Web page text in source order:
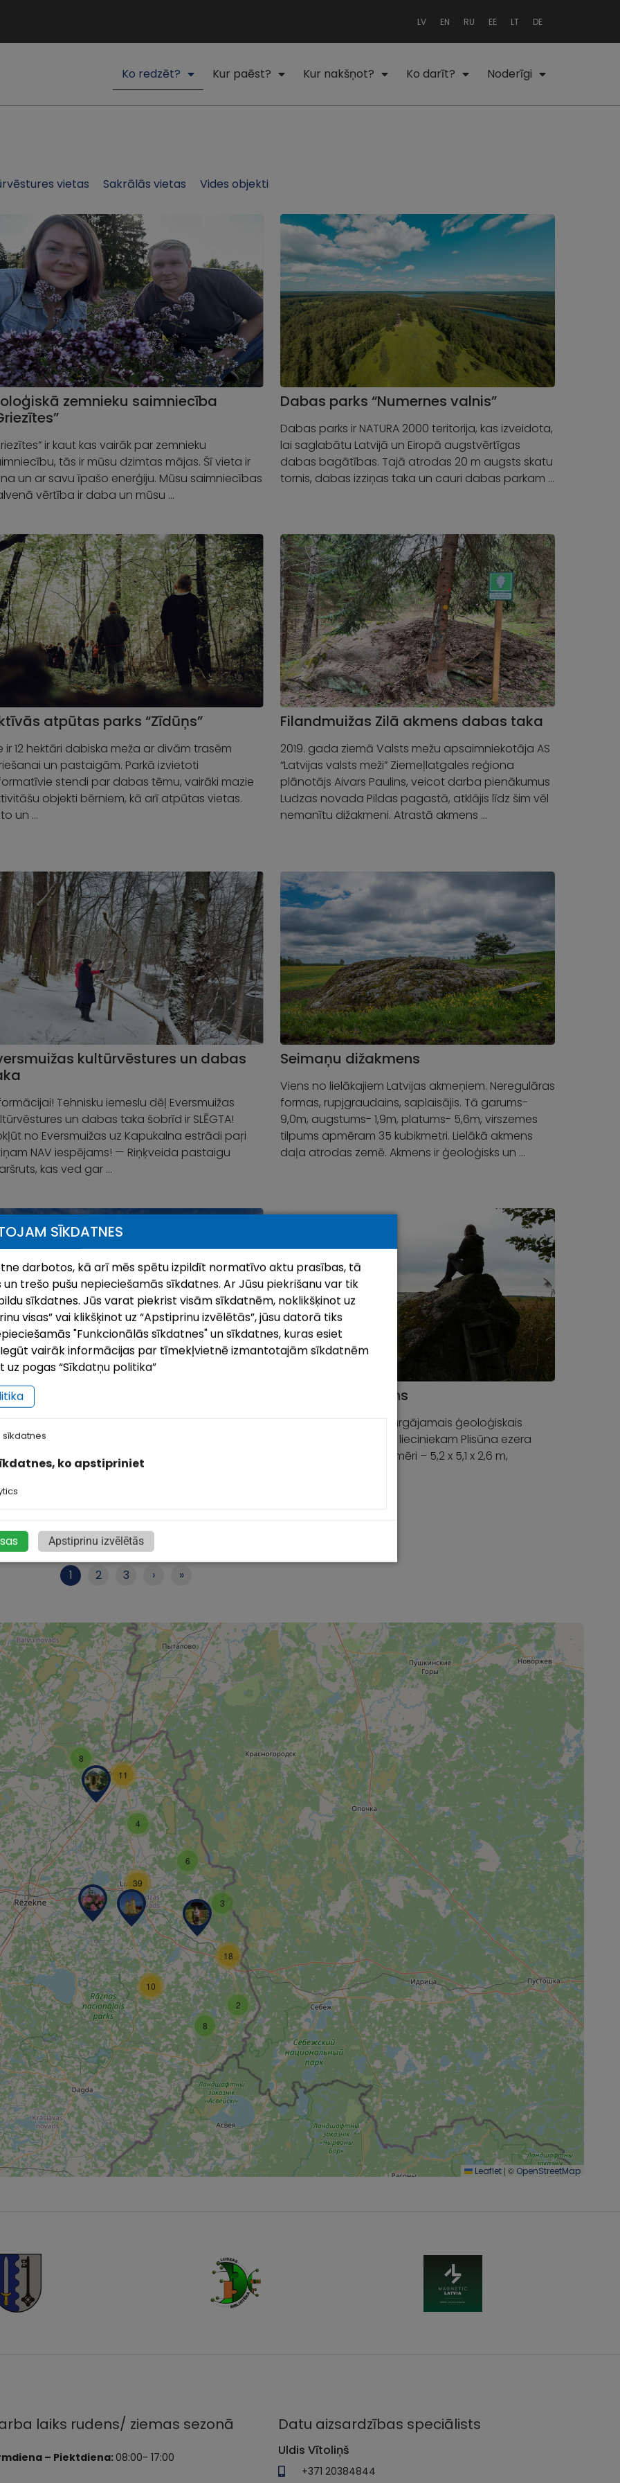
LV EN RU EE LT DE
Ko redzēt? Kur paēst? Kur nakšņot? Ko darīt? Noderīgi
vietas Sakrālās vietas Vides objekti
zemnieku saimniecība
ir kaut kas vairāk par zemnieku
tās ir mūsu dzimtas mājas. Šī vieta ir
un ar savu īpašo enerģiju. Mūsu saimniecības
vērtība ir daba un mūsu …
Dabas parks “Numernes valnis”
Dabas parks ir NATURA 2000 teritorija, kas izveidota,
lai saglabātu Latvijā un Eiropā augstvērtīgas
dabas bagātības. Tajā atrodas 20 m augsts skatu
tornis, dabas izziņas taka un cauri dabas parkam …
atpūtas parks “Zīdūņs”
ir 12 hektāri dabiska meža ar divām trasēm
un pastaigām. Parkā izvietoti
stendi par dabas tēmu, vairāki mazie
objekti bērniem, kā arī atpūtas vietas.
un …
Filandmuižas Zilā akmens dabas taka
2019. gada ziemā Valsts mežu apsaimniekotāja AS
“Latvijas valsts meži” Ziemeļlatgales reģiona
plānotājs Aivars Paulins, veicot darba pienākumus
Ludzas novada Pildas pagastā, atklājis līdz šim vēl
nemanītu dižakmeni. Atrastā akmens …
kultūrvēstures un dabas
Tehnisku iemeslu dēļ Eversmuižas
un dabas taka šobrīd ir SLĒGTA!
no Eversmuižas uz Kapukalna estrādi paŗi
NAV iespējams! — Riņķveida pastaigu
kas ved gar …
Seimaņu dižakmens
Viens no lielākajiem Latvijas akmeņiem. Neregulāras
formas, rupjgraudains, saplaisājis. Tā garums-
9,0m, augstums- 1,9m, platums- 5,6m, virszemes
tilpums apmēram 35 kubikmetri. Lielākā akmens
daļa atrodas zemē. Akmens ir ģeoloģisks un …
senlejas
ir kā miniatūra Latgales glezna. Tā sākas
pilsētas pievārtē un stiepjas garām
muižai līdz Dubovikiem. Cauri senlejai plūst
…
Plisūna dižakmens
Kopš 1977. gada aizsargājamais ģeoloģiskais
objekts. Šļūdoņa laika lieciniekam Plisūna ezera
krastā ir iespaidīgi apmēri – 5,2 x 5,1 x 2,6 m,
1 2 3 › »
2
8
11
3
18
8
10
4
6
39
Leaflet | © OpenStreetMap
laiks rudens/ ziemas sezonā
– Piektdiena:08:00- 17:00
Datu aizsardzības speciālists
Uldis Vītoliņš
+371 20384844
SĪKDATNES
darbotos, kā arī mēs spētu izpildīt normatīvo aktu prasības, tā
trešo pušu nepieciešamās sīkdatnes. Ar Jūsu piekrišanu var tik
sīkdatnes. Jūs varat piekrist visām sīkdatnēm, noklikšķinot uz
visas” vai klikšķinot uz “Apstiprinu izvēlētās”, jūsu datorā tiks
"Funkcionālās sīkdatnes" un sīkdatnes, kuras esiet
vairāk informācijas par tīmekļvietnē izmantotajām sīkdatnēm
uz pogas “Sīkdatņu politika”
ko apstipriniet
Apstiprinu izvēlētās